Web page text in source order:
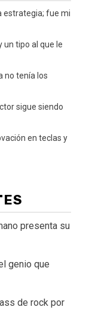
estrategia; fue mi
un tipo al que le
no tenía los
sigue siendo
en teclas y
presenta su
genio que
de rock por